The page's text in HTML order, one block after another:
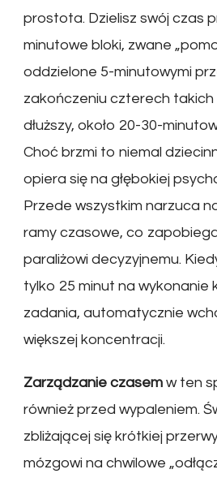
prostota. Dzielisz swój czas
minutowe bloki, zwane
oddzielone 5-minutowymi
zakończeniu czterech takich
dłuższy, około 20-30-
Choć brzmi to niemal
opiera się na głębokiej
Przede wszystkim narzuca
ramy czasowe, co
paraliżowi decyzyjnemu.
tylko 25 minut na wykonanie
zadania, automatycznie
większej koncentracji.
Zarządzanie czasem w ten
również przed wypaleniem.
zbliżającej się krótkiej
mózgowi na chwilowe